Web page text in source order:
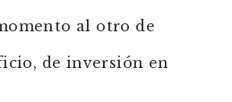
al otro de
de inversión en